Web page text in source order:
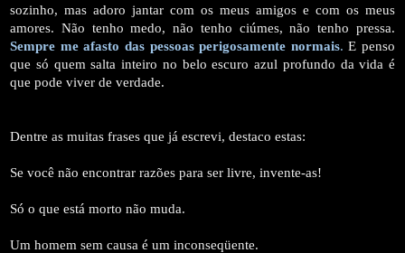
sozinho, mas adoro jantar com os meus amigos e com os meus
amores. Não tenho medo, não tenho ciúmes, não tenho pressa.
Sempre me afasto das pessoas perigosamente normais. E penso
que só quem salta inteiro no belo escuro azul profundo da vida é
que pode viver de verdade.
Dentre as muitas frases que já escrevi, destaco estas:
Se você não encontrar razões para ser livre, invente-as!
Só o que está morto não muda.
Um homem sem causa é um inconseqüente.